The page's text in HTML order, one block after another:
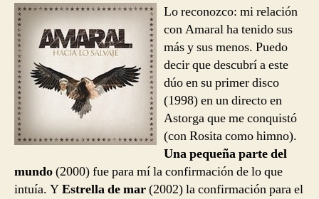
La
Marea
Lo reconozco: mi relación
con Amaral ha tenido sus
más y sus menos. Puedo
decir que descubrí a este
dúo en su primer disco
(1998) en un directo en
Astorga que me conquistó
(con Rosita como himno).
Una pequeña parte del
mundo(2000) fue para mí la confirmación de lo que
intuía. YEstrella de mar(2002) la confirmación para el